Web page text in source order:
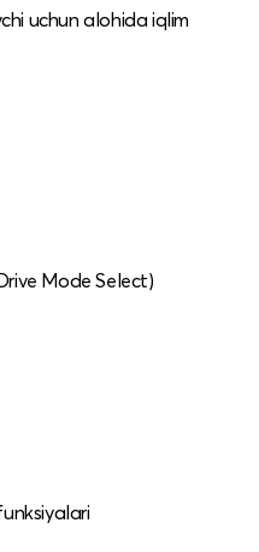
uchun alohida iqlim
Mode Select)